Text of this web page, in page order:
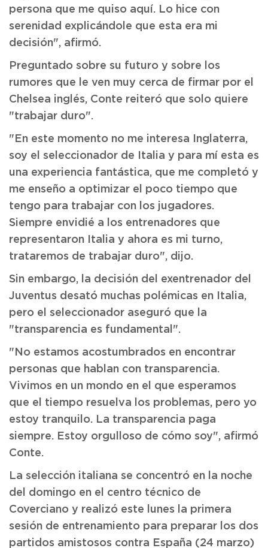
persona que me quiso aquí. Lo hice con
serenidad explicándole que esta era mi
decisión", afirmó.
Preguntado sobre su futuro y sobre los
rumores que le ven muy cerca de firmar por el
Chelsea inglés, Conte reiteró que solo quiere
"trabajar duro".
"En este momento no me interesa Inglaterra,
soy el seleccionador de Italia y para mí esta es
una experiencia fantástica, que me completó y
me enseño a optimizar el poco tiempo que
tengo para trabajar con los jugadores.
Siempre envidié a los entrenadores que
representaron Italia y ahora es mi turno,
trataremos de trabajar duro", dijo.
Sin embargo, la decisión del exentrenador del
Juventus desató muchas polémicas en Italia,
pero el seleccionador aseguró que la
"transparencia es fundamental".
"No estamos acostumbrados en encontrar
personas que hablan con transparencia.
Vivimos en un mondo en el que esperamos
que el tiempo resuelva los problemas, pero yo
estoy tranquilo. La transparencia paga
siempre. Estoy orgulloso de cómo soy", afirmó
Conte.
La selección italiana se concentró en la noche
del domingo en el centro técnico de
Coverciano y realizó este lunes la primera
sesión de entrenamiento para preparar los dos
partidos amistosos contra España (24 marzo)